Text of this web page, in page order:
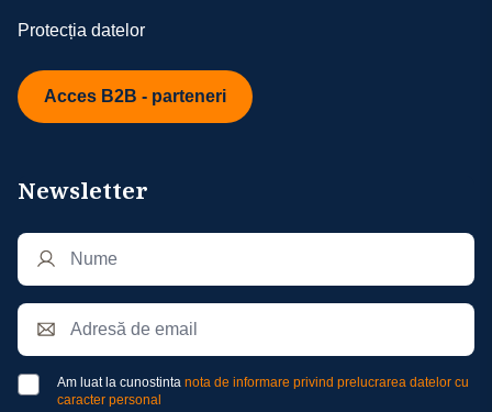
Protecția datelor
Acces B2B - parteneri
Newsletter
Am luat la cunostinta nota de informare privind prelucrarea datelor cu
caracter personal